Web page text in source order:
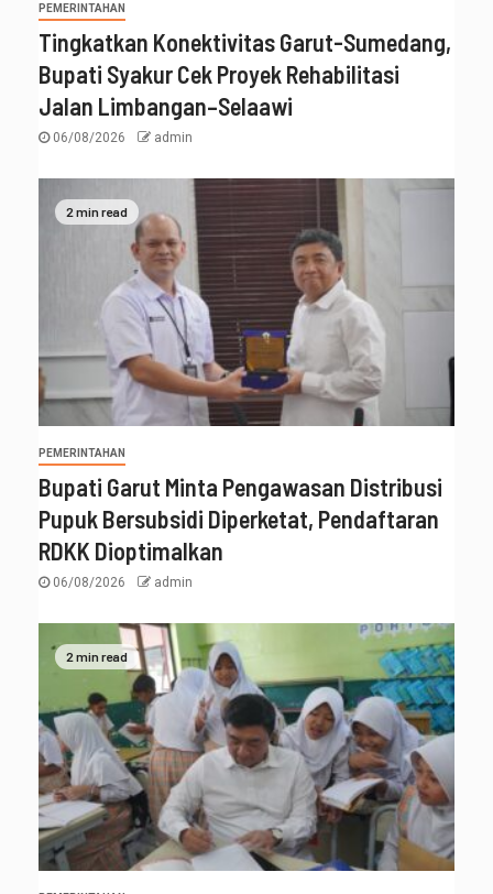
PEMERINTAHAN
Tingkatkan Konektivitas Garut-Sumedang,
Bupati Syakur Cek Proyek Rehabilitasi
Jalan Limbangan–Selaawi
06/08/2026 admin
2 min read
PEMERINTAHAN
Bupati Garut Minta Pengawasan Distribusi
Pupuk Bersubsidi Diperketat, Pendaftaran
RDKK Dioptimalkan
06/08/2026 admin
2 min read